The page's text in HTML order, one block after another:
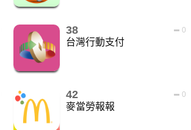
38 0
台灣行動支付
42 0
麥當勞報報